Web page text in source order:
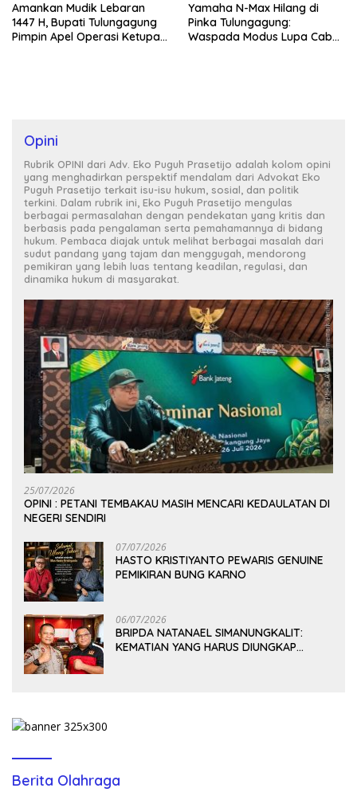
Amankan Mudik Lebaran
1447 H, Bupati Tulungagung
Pimpin Apel Operasi Ketupat
Yamaha N-Max Hilang di
Pinka Tulungagung:
Waspada Modus Lupa Cabut
Opini
Rubrik OPINI dari Adv. Eko Puguh Prasetijo adalah kolom opini
yang menghadirkan perspektif mendalam dari Advokat Eko
Puguh Prasetijo terkait isu-isu hukum, sosial, dan politik
terkini. Dalam rubrik ini, Eko Puguh Prasetijo mengulas
berbagai permasalahan dengan pendekatan yang kritis dan
berbasis pada pengalaman serta pemahamannya di bidang
hukum. Pembaca diajak untuk melihat berbagai masalah dari
sudut pandang yang tajam dan menggugah, mendorong
pemikiran yang lebih luas tentang keadilan, regulasi, dan
dinamika hukum di masyarakat.
25/07/2026
OPINI : PETANI TEMBAKAU MASIH MENCARI KEDAULATAN DI
NEGERI SENDIRI
07/07/2026
HASTO KRISTIYANTO PEWARIS GENUINE
PEMIKIRAN BUNG KARNO
06/07/2026
BRIPDA NATANAEL SIMANUNGKALIT:
KEMATIAN YANG HARUS DIUNGKAP
Berita Olahraga